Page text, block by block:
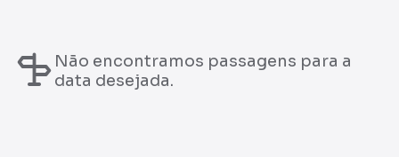
Não encontramos passagens para a
data desejada.